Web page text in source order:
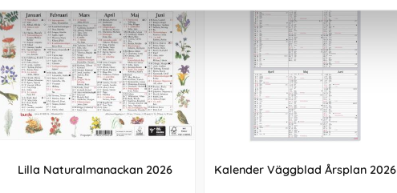
Lilla Naturalmanackan 2026 Kalender Väggblad Årsplan 2026